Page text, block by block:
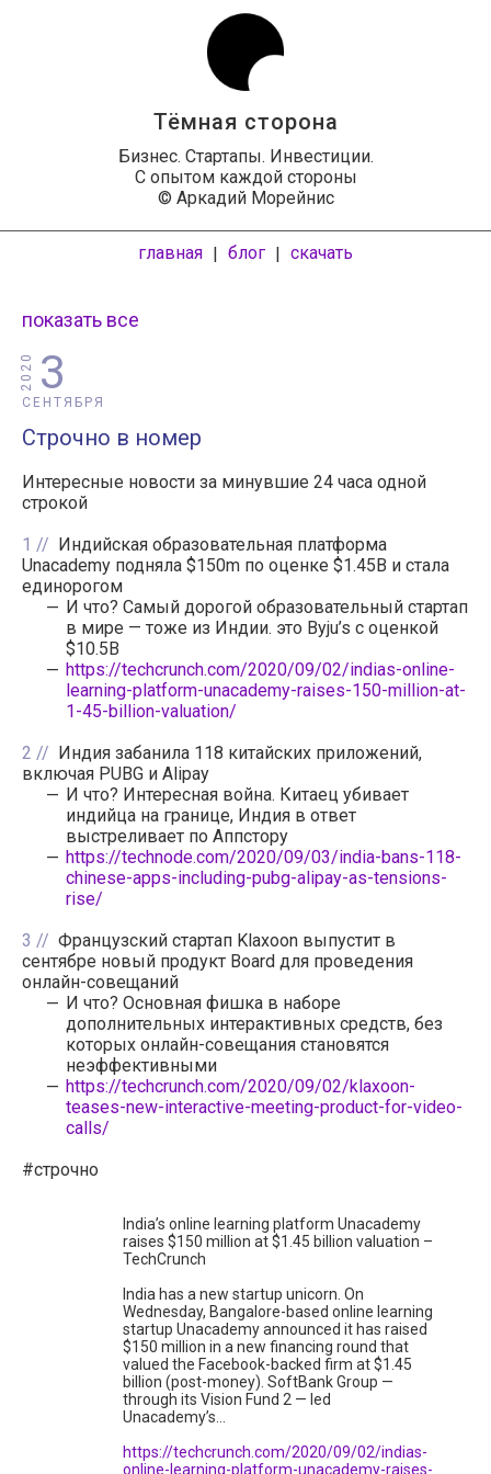
Тёмная сторона
Бизнес. Стартапы. Инвестиции.
С опытом каждой стороны
© Аркадий Морейнис
главная | блог | скачать
показать все
3
СЕНТЯБРЯ
2020
Строчно в номер
Интересные новости за минувшие 24 часа одной
строкой
1
Индийская образовательная платформа
Unacademy подняла $150m по оценке $1.45B и стала
единорогом
И что? Самый дорогой образовательный стартап
в мире — тоже из Индии. это Byju’s с оценкой
$10.5B
https://techcrunch.com/2020/09/02/indias-online-
learning-platform-unacademy-raises-150-million-at-
1-45-billion-valuation/
2
Индия забанила 118 китайских приложений,
включая PUBG и Alipay
И что? Интересная война. Китаец убивает
индийца на границе, Индия в ответ
выстреливает по Аппстору
https://technode.com/2020/09/03/india-bans-118-
chinese-apps-including-pubg-alipay-as-tensions-
rise/
3
Французский стартап Klaxoon выпустит в
сентябре новый продукт Board для проведения
онлайн-совещаний
И что? Основная фишка в наборе
дополнительных интерактивных средств, без
которых онлайн-совещания становятся
неэффективными
https://techcrunch.com/2020/09/02/klaxoon-
teases-new-interactive-meeting-product-for-video-
calls/
#строчно
India’s online learning platform Unacademy
raises $150 million at $1.45 billion valuation –
TechCrunch
India has a new startup unicorn. On
Wednesday, Bangalore-based online learning
startup Unacademy announced it has raised
$150 million in a new financing round that
valued the Facebook-backed firm at $1.45
billion (post-money). SoftBank Group —
through its Vision Fund 2 — led
Unacademy’s…
https://techcrunch.com/2020/09/02/indias-
online-learning-platform-unacademy-raises-